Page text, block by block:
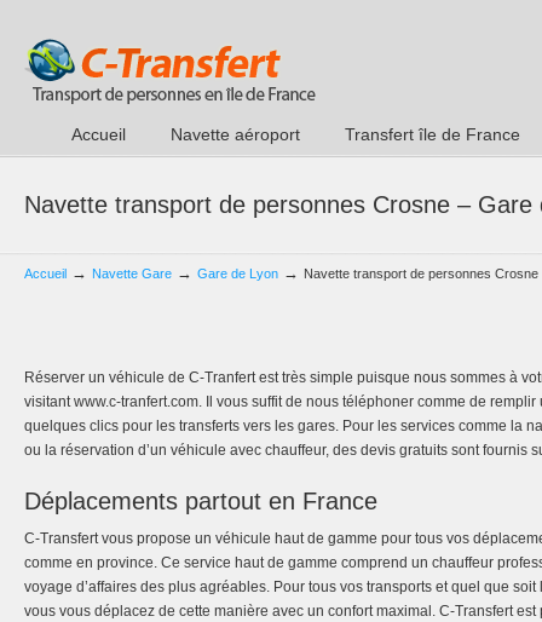
Accueil Navette aéroport Transfert île de France
Navette transport de personnes Crosne – Gare
Accueil → Navette Gare → Gare de Lyon → Navette transport de personnes
Réserver un véhicule de C-Tranfert est très simple puisque nous sommes à
visitant www.c-tranfert.com. Il vous suffit de nous téléphoner comme de
quelques clics pour les transferts vers les gares. Pour les services comme la
ou la réservation d’un véhicule avec chauffeur, des devis gratuits sont fournis
Déplacements partout en France
C-Transfert vous propose un véhicule haut de gamme pour tous vos
comme en province. Ce service haut de gamme comprend un chauffeur
voyage d’affaires des plus agréables. Pour tous vos transports et quel que
vous vous déplacez de cette manière avec un confort maximal. C-Transfert